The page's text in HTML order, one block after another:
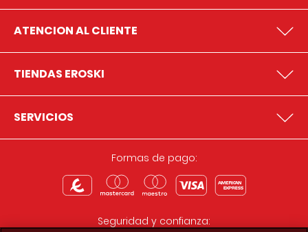
ATENCION AL CLIENTE
TIENDAS EROSKI
SERVICIOS
Formas de pago:
Seguridad y confianza: